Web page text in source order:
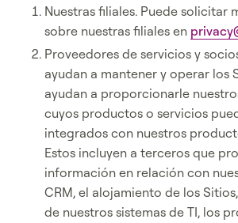
Nuestras filiales. Puede solicitar
sobre nuestras filiales en
Proveedores de servicios y
ayudan a mantener y operar los
ayudan a proporcionarle
cuyos productos o servicios
integrados con nuestros
Estos incluyen a terceros que
información en relación con
CRM, el alojamiento de los
de nuestros sistemas de TI, los